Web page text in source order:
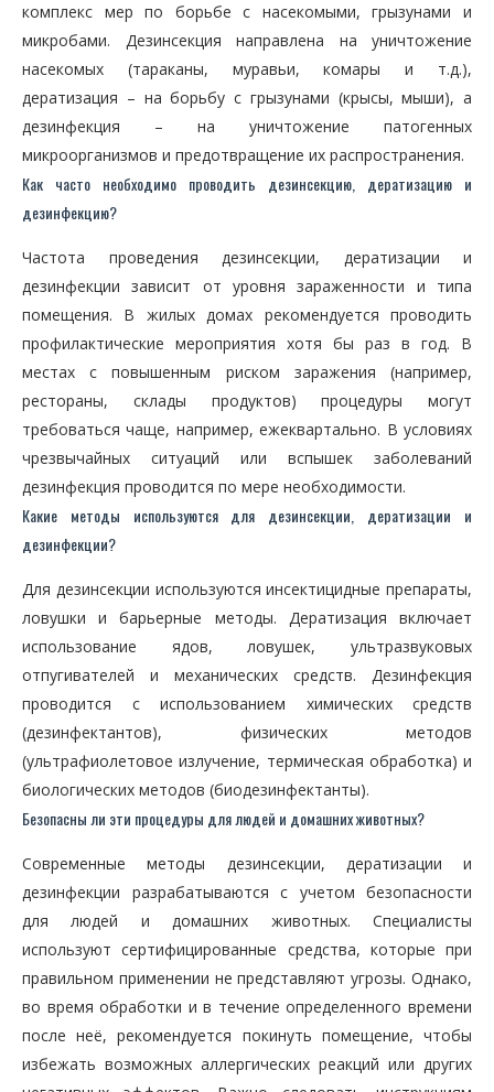
комплекс мер по борьбе с насекомыми, грызунами и
микробами. Дезинсекция направлена на уничтожение
насекомых (тараканы, муравьи, комары и т.д.),
дератизация – на борьбу с грызунами (крысы, мыши), а
дезинфекция – на уничтожение патогенных
микроорганизмов и предотвращение их распространения.
Как часто необходимо проводить дезинсекцию, дератизацию и
дезинфекцию?
Частота проведения дезинсекции, дератизации и
дезинфекции зависит от уровня зараженности и типа
помещения. В жилых домах рекомендуется проводить
профилактические мероприятия хотя бы раз в год. В
местах с повышенным риском заражения (например,
рестораны, склады продуктов) процедуры могут
требоваться чаще, например, ежеквартально. В условиях
чрезвычайных ситуаций или вспышек заболеваний
дезинфекция проводится по мере необходимости.
Какие методы используются для дезинсекции, дератизации и
дезинфекции?
Для дезинсекции используются инсектицидные препараты,
ловушки и барьерные методы. Дератизация включает
использование ядов, ловушек, ультразвуковых
отпугивателей и механических средств. Дезинфекция
проводится с использованием химических средств
(дезинфектантов), физических методов
(ультрафиолетовое излучение, термическая обработка) и
биологических методов (биодезинфектанты).
Безопасны ли эти процедуры для людей и домашних животных?
Современные методы дезинсекции, дератизации и
дезинфекции разрабатываются с учетом безопасности
для людей и домашних животных. Специалисты
используют сертифицированные средства, которые при
правильном применении не представляют угрозы. Однако,
во время обработки и в течение определенного времени
после неё, рекомендуется покинуть помещение, чтобы
избежать возможных аллергических реакций или других